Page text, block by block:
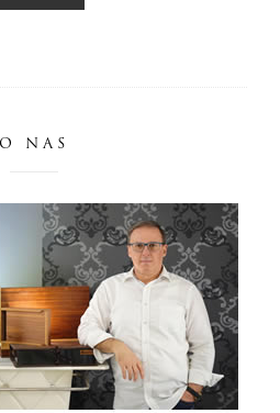
O NAS